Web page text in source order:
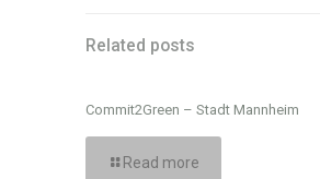
Related posts
Commit2Green – Stadt Mannheim
Read more